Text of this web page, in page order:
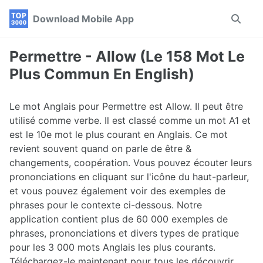
Skip
navigation
Skip
Skip
Download Mobile App
Toggle
Permettre - Allow (Le 158 Mot Le
Plus Commun En English)
Le mot Anglais pour Permettre est Allow. Il peut être
utilisé comme verbe. Il est classé comme un mot A1 et
est le 10e mot le plus courant en Anglais. Ce mot
revient souvent quand on parle de être &
changements, coopération. Vous pouvez écouter leurs
prononciations en cliquant sur l'icône du haut-parleur,
et vous pouvez également voir des exemples de
phrases pour le contexte ci-dessous. Notre
application contient plus de 60 000 exemples de
phrases, prononciations et divers types de pratique
pour les 3 000 mots Anglais les plus courants.